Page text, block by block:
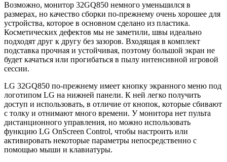
Возможно, монитор 32GQ850 немного уменьшился в
размерах, но качество сборки по-прежнему очень хорошее для
устройства, которое в основном сделано из пластика.
Косметических дефектов мы не заметили, швы идеально
подходят друг к другу без зазоров. Входящая в комплект
подставка прочная и устойчивая, поэтому большой экран не
будет качаться или прогибаться в пылу интенсивной игровой
сессии.
LG 32GQ850 по-прежнему имеет кнопку экранного меню под
логотипом LG на нижней панели. К ней легко получить
доступ и использовать, в отличие от кнопок, которые сбивают
с толку и отнимают много времени. У монитора нет пульта
дистанционного управления, но можно использовать
функцию LG OnScreen Control, чтобы настроить или
активировать некоторые параметры непосредственно с
помощью мыши и клавиатуры.